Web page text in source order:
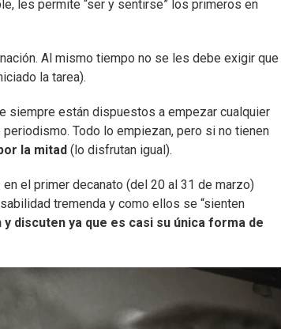
les permite “ser y sentirse” los primeros en
Al mismo tiempo no se les debe exigir que
la tarea).
siempre están dispuestos a empezar cualquier
Todo lo empiezan, pero si no tienen
la mitad (lo disfrutan igual).
el primer decanato (del 20 al 31 de marzo)
tremenda y como ellos se “sienten
discuten ya que es casi su única forma de